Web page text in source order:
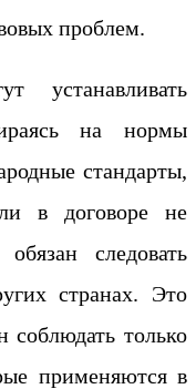
проблем.
устанавливать
на нормы
стандарты,
в договоре не
следовать
странах. Это
соблюдать только
применяются в